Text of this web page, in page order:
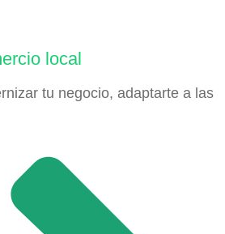
local
tu negocio, adaptarte a las